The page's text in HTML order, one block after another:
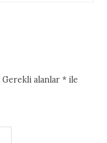
Gerekli alanlar* ile